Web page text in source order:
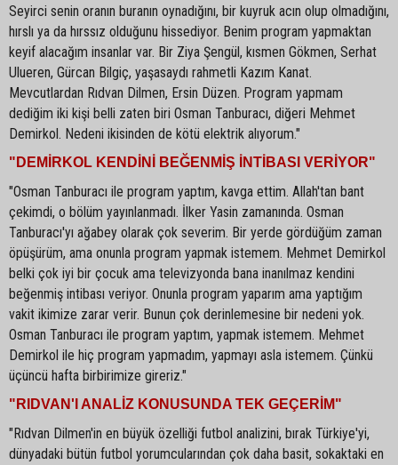
Seyirci senin oranın buranın oynadığını, bir kuyruk acın olup olmadığını,
hırslı ya da hırssız olduğunu hissediyor. Benim program yapmaktan
keyif alacağım insanlar var. Bir Ziya Şengül, kısmen Gökmen, Serhat
Ulueren, Gürcan Bilgiç, yaşasaydı rahmetli Kazım Kanat.
Mevcutlardan Rıdvan Dilmen, Ersin Düzen. Program yapmam
dediğim iki kişi belli zaten biri Osman Tanburacı, diğeri Mehmet
Demirkol. Nedeni ikisinden de kötü elektrik alıyorum."
"DEMİRKOL KENDİNİ BEĞENMİŞ İNTİBASI VERİYOR"
"Osman Tanburacı ile program yaptım, kavga ettim. Allah'tan bant
çekimdi, o bölüm yayınlanmadı. İlker Yasin zamanında. Osman
Tanburacı'yı ağabey olarak çok severim. Bir yerde gördüğüm zaman
öpüşürüm, ama onunla program yapmak istemem. Mehmet Demirkol
belki çok iyi bir çocuk ama televizyonda bana inanılmaz kendini
beğenmiş intibası veriyor. Onunla program yaparım ama yaptığım
vakit ikimize zarar verir. Bunun çok derinlemesine bir nedeni yok.
Osman Tanburacı ile program yaptım, yapmak istemem. Mehmet
Demirkol ile hiç program yapmadım, yapmayı asla istemem. Çünkü
üçüncü hafta birbirimize gireriz."
"RIDVAN'I ANALİZ KONUSUNDA TEK GEÇERİM"
"Rıdvan Dilmen'in en büyük özelliği futbol analizini, bırak Türkiye'yi,
dünyadaki bütün futbol yorumcularından çok daha basit, sokaktaki en